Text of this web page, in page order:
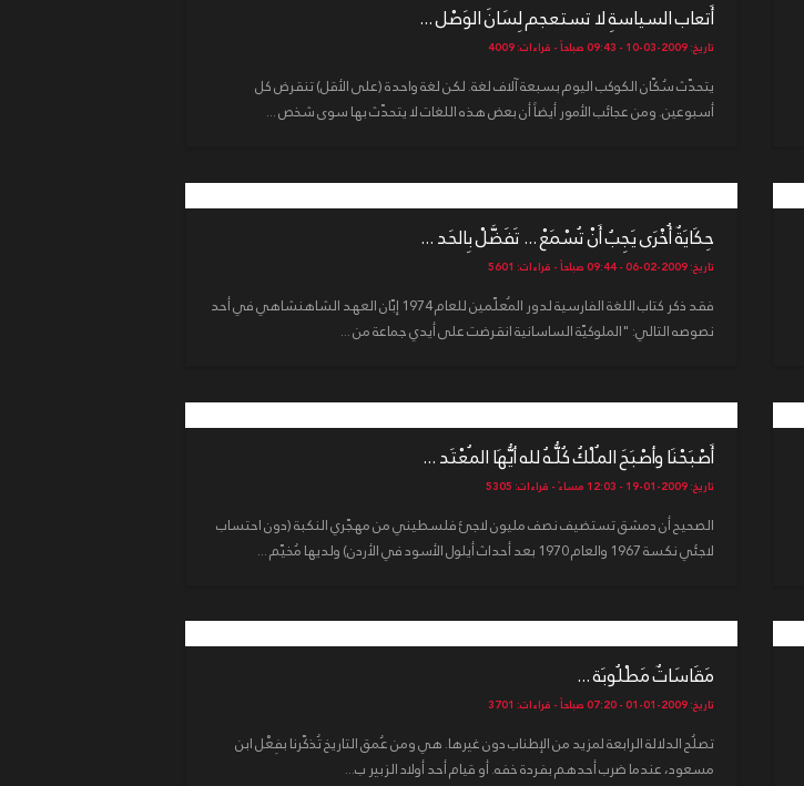
أَتعاب السياسةِ لا تستعجم لِسَانَ الوَصْل ...
تاريخ: 2009-03-10 - 09:43 صباحاً - قراءات: 4009
يتحدّث سُكّان الكوكب اليوم بسبعة آلاف لغة. لكن لغة واحدة (على الأقل) تنقرض كل
أسبوعين. ومن عجائب الأمور أيضاً أن بعض هذه اللغات لا يتحدّث بها سوى شخص ...
حِكَايَةٌ أُخْرَى يَجِبُ أَنْ تُسْمَعْ ... تَفَضَّلْ بِالحَد ...
تاريخ: 2009-02-06 - 09:44 صباحاً - قراءات: 5601
فقد ذكر كتاب اللغة الفارسية لدور المُعلّمين للعام 1974 إبّان العهد الشاهنشاهي في أحد
نصوصه التالي: "الملوكيّة الساسانية انقرضت على أيدي جماعة من ...
أَصْبَحْنَا وأصْبَحَ المُلْكُ كُلُّـهُ لله أيُّهَا المُعْتَد ...
تاريخ: 2009-01-19 - 12:03 مساءً - قراءات: 5305
الصحيح أن دمشق تستضيف نصف مليون لاجئ فلسطيني من مهجّري النكبة (دون احتساب
لاجئي نكسة 1967 والعام 1970 بعد أحداث أيلول الأسود في الأردن) ولديها مُخيّم ...
مَقَاسَاتٌ مَطْلُوبَة ...
تاريخ: 2009-01-01 - 07:20 صباحاً - قراءات: 3701
تصلُح الدلالة الرابعة لمزيد من الإطناب دون غيرها. هي ومن عُمق التاريخ تُذكّرنا بفِعْل ابن
مسعود، عندما ضرب أحدهم بفردة خفه. أو قيام أحد أولاد الزبير ب...